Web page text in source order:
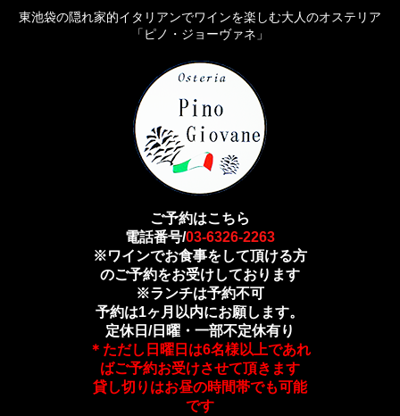
東池袋の隠れ家的イタリアンでワインを楽しむ大人のオステリア
「ピノ・ジョーヴァネ」
ご予約はこちら
電話番号/03-6326-2263
※ワインでお食事をして頂ける方
のご予約をお受けしております
※ランチは予約不可
予約は1ヶ月以内にお願します。
定休日/日曜・一部不定休有り
＊ただし日曜日は6名様以上であれ
ばご予約お受けさせて頂きます
貸し切りはお昼の時間帯でも可能
です